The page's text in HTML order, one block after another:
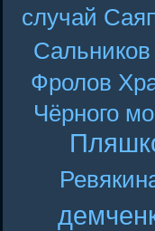
случай
Сальников
Фролов
Чёрного